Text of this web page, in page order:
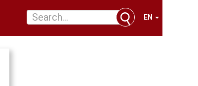
EN